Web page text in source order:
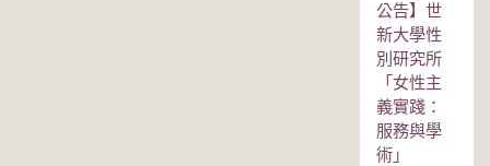
公告】世
新大學性
別研究所
「女性主
義實踐：
服務與學
術」